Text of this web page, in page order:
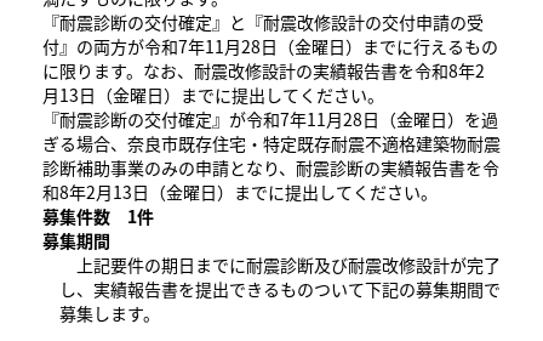
『耐震診断の交付確定』と『耐震改修設計の交付申請の受
付』の両方が令和7年11月28日（金曜日）までに行えるもの
に限ります。なお、耐震改修設計の実績報告書を令和8年2
月13日（金曜日）までに提出してください。
『耐震診断の交付確定』が令和7年11月28日（金曜日）を過
ぎる場合、奈良市既存住宅・特定既存耐震不適格建築物耐震
診断補助事業のみの申請となり、耐震診断の実績報告書を令
和8年2月13日（金曜日）までに提出してください。
募集件数 1件
募集期間
上記要件の期日までに耐震診断及び耐震改修設計が完了
し、実績報告書を提出できるものついて下記の募集期間で
募集します。